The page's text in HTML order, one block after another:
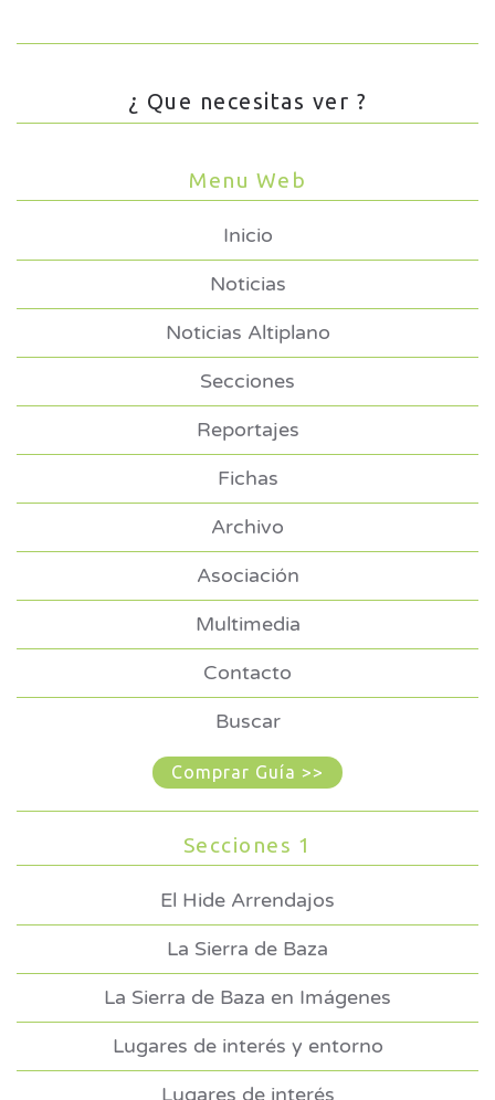
¿ Que necesitas ver ?
Menu Web
Inicio
Noticias
Noticias Altiplano
Secciones
Reportajes
Fichas
Archivo
Asociación
Multimedia
Contacto
Buscar
Comprar Guía >>
Secciones 1
El Hide Arrendajos
La Sierra de Baza
La Sierra de Baza en Imágenes
Lugares de interés y entorno
Lugares de interés